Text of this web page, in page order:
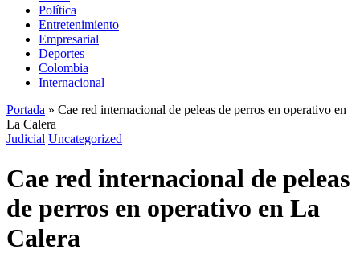
Política
Entretenimiento
Empresarial
Deportes
Colombia
Internacional
Portada » Cae red internacional de peleas de perros en operativo en
La Calera
Judicial Uncategorized
Cae red internacional de peleas
de perros en operativo en La
Calera